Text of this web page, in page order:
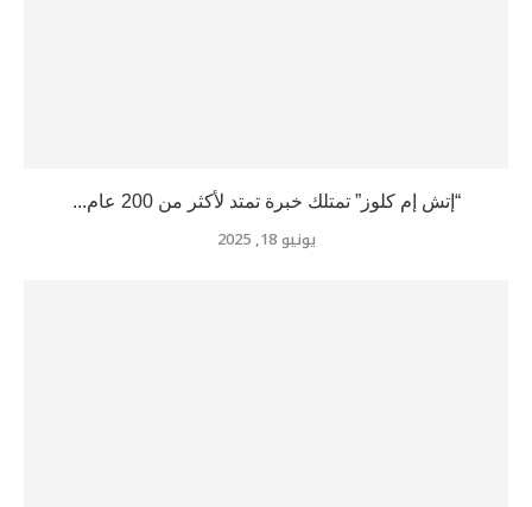
“إتش إم كلوز” تمتلك خبرة تمتد لأكثر من 200 عام...
يونيو 18, 2025